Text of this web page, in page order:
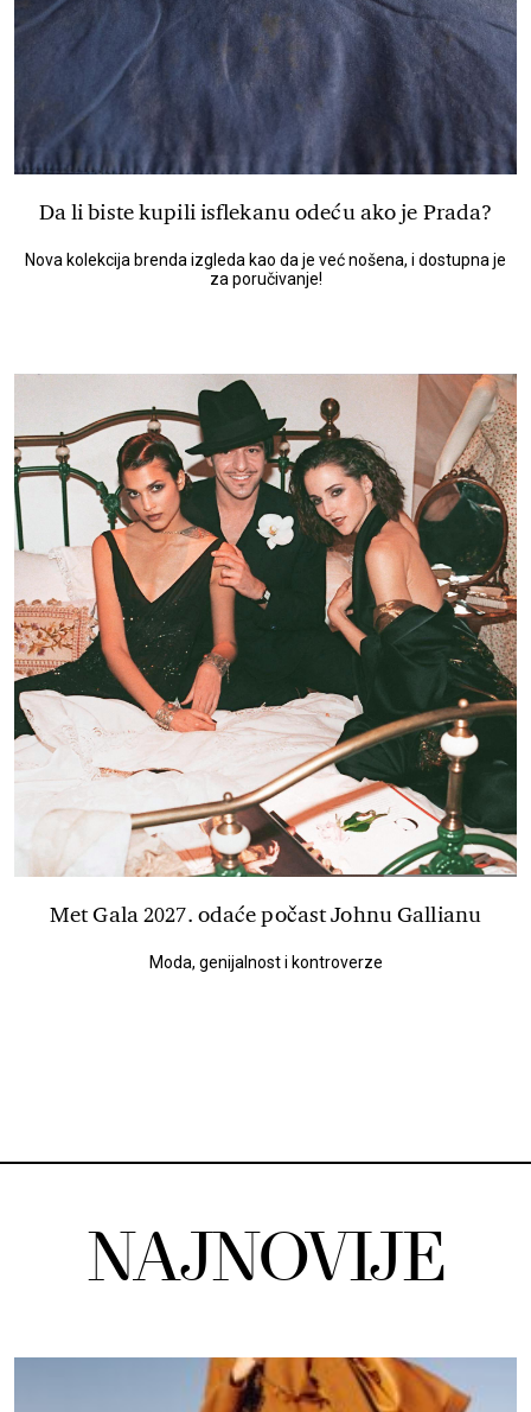
Da li biste kupili isflekanu odeću ako je Prada?
Nova kolekcija brenda izgleda kao da je već nošena, i dostupna je
za poručivanje!
Met Gala 2027. odaće počast Johnu Gallianu
Moda, genijalnost i kontroverze
NAJNOVIJE